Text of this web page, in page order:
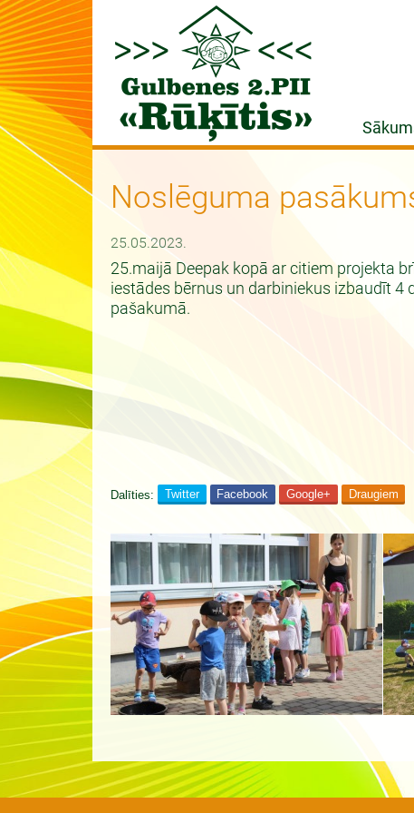
Noslēguma
25.05.2023.
25.maijā Deepak kopā ar citiem projekta
iestādes bērnus un darbiniekus izbaudīt
pašakumā.
Dalīties: Twitter Facebook Google+ Draugiem